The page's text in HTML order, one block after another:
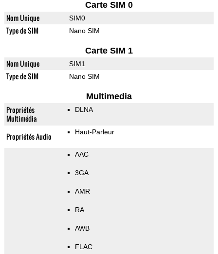
Carte SIM 0
Nom Unique SIM0
Type de SIM Nano SIM
Carte SIM 1
Nom Unique SIM1
Type de SIM Nano SIM
Multimedia
Propriétés
Multimédia
DLNA
Propriétés Audio Haut-Parleur
AAC
3GA
AMR
RA
AWB
FLAC